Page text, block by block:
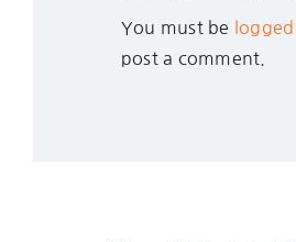
You must be
post a comment.